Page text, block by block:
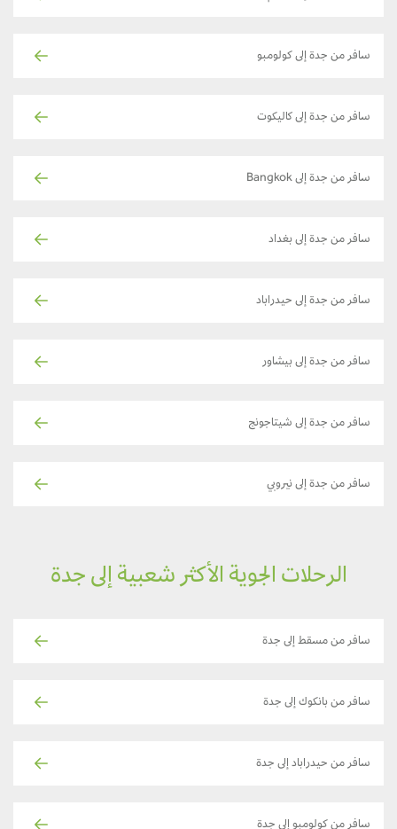
سافر من جدة إلى كولومبو
سافر من جدة إلى كاليكوت
سافر من جدة إلى Bangkok
سافر من جدة إلى بغداد
سافر من جدة إلى حيدراباد
سافر من جدة إلى بيشاور
سافر من جدة إلى شيتاجونج
سافر من جدة إلى نيروبي
الرحلات الجوية الأكثر شعبية إلى جدة
سافر من مسقط إلى جدة
سافر من بانكوك إلى جدة
سافر من حيدراباد إلى جدة
سافر من كولومبو إلى جدة